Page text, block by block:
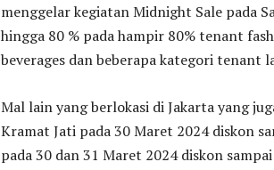
menggelar kegiatan Midnight Sale pada
hingga 80 % pada hampir 80% tenant
beverages dan beberapa kategori tenant
Mal lain yang berlokasi di Jakarta yang
Kramat Jati pada 30 Maret 2024 diskon
pada 30 dan 31 Maret 2024 diskon